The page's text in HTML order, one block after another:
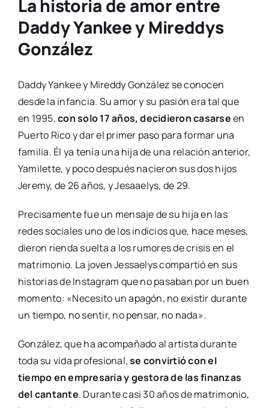
La historia de amor entre
Daddy Yankee y Mireddys
González
Daddy Yankee y Mireddy González se conocen
desde la infancia. Su amor y su pasión era tal que
en 1995,con solo 17 años, decidieron casarseen
Puerto Rico y dar el primer paso para formar una
familia. Él ya tenía una hija de una relación anterior,
Yamilette, y poco después nacieron sus dos hijos
Jeremy, de 26 años, y Jesaaelys, de 29.
Precisamente fue un mensaje de su hija en las
redes sociales uno de los indicios que, hace meses,
dieron rienda suelta a los rumores de crisis en el
matrimonio. La joven Jessaelys compartió en sus
historias de Instagram que no pasaban por un buen
momento: «Necesito un apagón, no existir durante
un tiempo, no sentir, no pensar, no nada».
González, que ha acompañado al artista durante
toda su vida profesional,se convirtió con el
tiempo en empresaria y gestora de las finanzas
del cantante. Durante casi 30 años de matrimonio,